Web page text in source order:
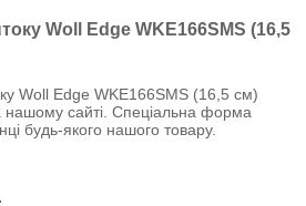
Woll Edge WKE166SMS (16,5
Woll Edge WKE166SMS (16,5 см)
нашому сайті. Спеціальна форма
будь-якого нашого товару.